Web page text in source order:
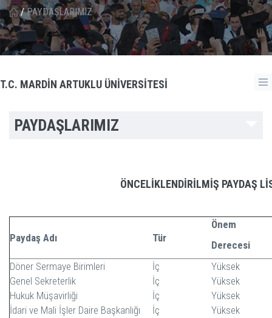
/ PAYDAŞLARIMIZ
T.C. MARDİN ARTUKLU ÜNİVERSİTESİ
PAYDAŞLARIMIZ
ÖNCELİKLENDİRİLMİŞ PAYDAŞ
Paydaş Adı Tür
Önem
Derecesi
Döner Sermaye Birimleri
İç
Yüksek
Genel Sekreterlik
İç
Yüksek
Hukuk Müşavirliği
İç
Yüksek
İdari ve Mali İşler Daire Başkanlığı
İç
Yüksek